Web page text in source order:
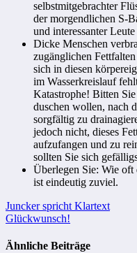
selbstmitgebrachter
der morgendlichen S-
und interessanter
Dicke Menschen
zugänglichen
sich in diesen
im Wasserkreislauf
Katastrophe! Bitten
duschen wollen, nach
sorgfältig zu
jedoch nicht, dieses
aufzufangen und zu
sollten Sie sich
Überlegen Sie: Wie oft
ist eindeutig zuviel.
Beitragsnavigation
Juncker spricht Klartext
Glückwunsch!
Ähnliche Beiträge